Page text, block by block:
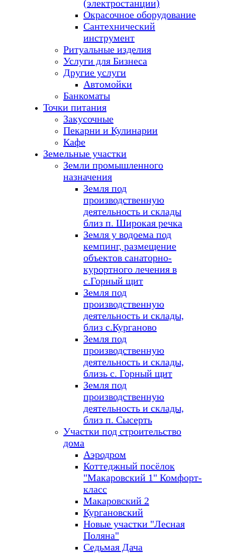
(электростанции)
Окрасочное оборудование
Сантехнический
инструмент
Ритуальные изделия
Услуги для Бизнеса
Другие услуги
Автомойки
Банкоматы
Точки питания
Закусочные
Пекарни и Кулинарии
Кафе
Земельные участки
Земли промышленного
назначения
Земля под
производственную
деятельность и склады
близ п. Широкая речка
Земля у водоема под
кемпинг, размещение
объектов санаторно-
курортного лечения в
с.Горный щит
Земля под
производственную
деятельность и склады,
близ с.Курганово
Земля под
производственную
деятельность и склады,
близь с. Горный щит
Земля под
производственную
деятельность и склады,
близ п. Сысерть
Участки под строительство
дома
Аэродром
Коттеджный посёлок
"Макаровский 1" Комфорт-
класс
Макаровский 2
Кургановский
Новые участки "Лесная
Поляна"
Седьмая Дача